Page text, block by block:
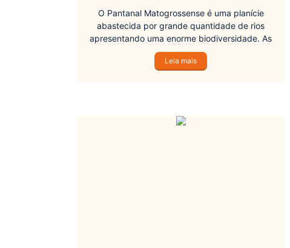
O Pantanal Matogrossense é uma planície
abastecida por grande quantidade de rios
apresentando uma enorme biodiversidade. As
atividades destacam a variedade da fauna e
flora da região que reúne quase todos os tipos
Leia mais